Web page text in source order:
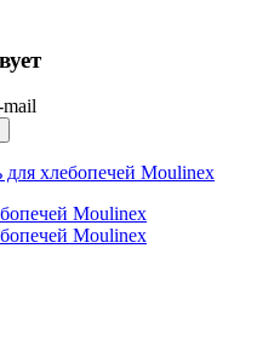
Moulinex
Moulinex